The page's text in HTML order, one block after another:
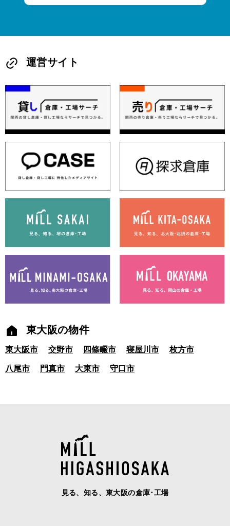
運営サイト
東大阪の物件
東大阪市 交野市 四條畷市 寝屋川市 枚方市
八尾市 門真市 大東市 守口市
見る、知る、東大阪の倉庫･工場